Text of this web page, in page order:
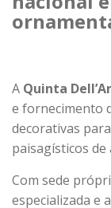
A Quinta
e fornecimento
decorativas
paisagísticos
Com sede
especializada e